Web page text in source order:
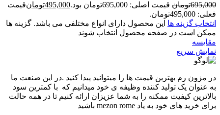
695,000تومان قیمت اصلی: 695,000تومان بود. 495,000تومانقیمت
فعلی: 495,000تومان.
انتخاب گزینه ها این محصول دارای انواع مختلفی می باشد. گزینه ها
ممکن است در صفحه محصول انتخاب شوند
مقايسه
نمایش سریع
در مزون رم بهترین قیمت ها را میتوانید پیدا کنید .در این صنعت ما
به عنوان یک تولید کننده وظیفه ی خود میدانیم که با کمترین سود
بالاترین کیفیت ممکنه را به شما عزیزان ارائه کنیم تا در همه حالت
برای خرید های خود به یاد mezon rome باشید